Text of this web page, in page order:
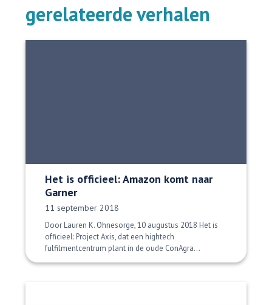
gerelateerde verhalen
Het is officieel: Amazon komt naar
Garner
Datum gepubliceerd:
11 september 2018
Door Lauren K. Ohnesorge, 10 augustus 2018 Het is
officieel: Project Axis, dat een hightech
fulfilmentcentrum plant in de oude ConAgra...